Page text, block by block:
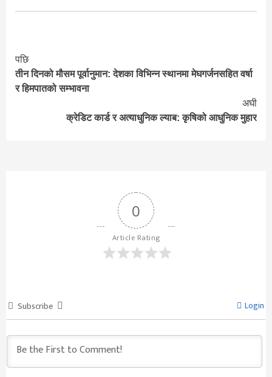
Continue
Reading
पछि
तीन दिनको मौसम पूर्वानुमान: देशका विभिन्न स्थानमा मेघगर्जनसहित वर्षा
र हिमपातको सम्भावना
अघी
क्रेडिट कार्ड र अत्याधुनिक ल्याब: कृषिको आधुनिक मुहार
0
Article Rating
Subscribe Login